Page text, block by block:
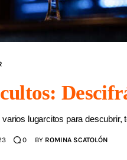
lugarcitos para
0 BY ROMINA SCATOLÓN